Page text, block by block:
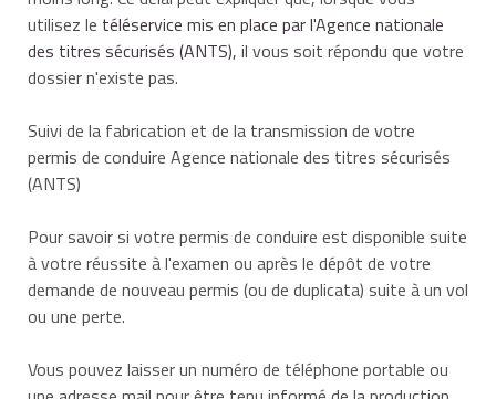
utilisez le téléservice mis en place par l'Agence nationale
des titres sécurisés (ANTS), il vous soit répondu que votre
dossier n'existe pas.
Suivi de la fabrication et de la transmission de votre
permis de conduire Agence nationale des titres sécurisés
(ANTS)
Pour savoir si votre permis de conduire est disponible suite
à votre réussite à l'examen ou après le dépôt de votre
demande de nouveau permis (ou de duplicata) suite à un vol
ou une perte.
Vous pouvez laisser un numéro de téléphone portable ou